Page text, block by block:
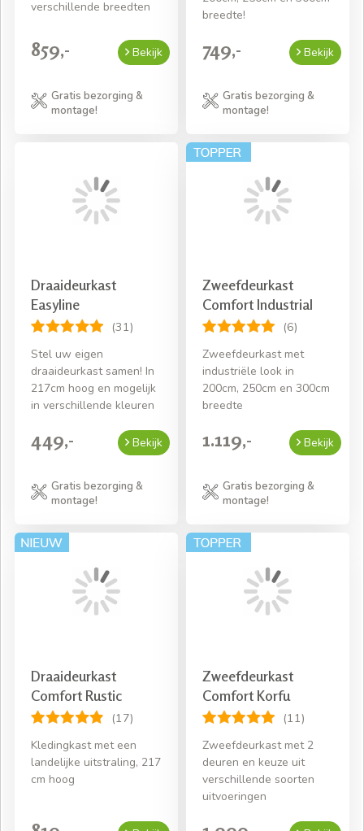
verschillende breedten
859,- Bekijk
Gratis bezorging &
montage!
breedte!
749,- Bekijk
Gratis bezorging &
montage!
Draaideurkast
Easyline
(31)
Stel uw eigen
draaideurkast samen! In
217cm hoog en mogelijk
in verschillende kleuren
449,- Bekijk
Gratis bezorging &
montage!
Zweefdeurkast
Comfort Industrial
(6)
Zweefdeurkast met
industriële look in
200cm, 250cm en 300cm
breedte
1.119,- Bekijk
Gratis bezorging &
montage!
Draaideurkast
Comfort Rustic
(17)
Kledingkast met een
landelijke uitstraling, 217
cm hoog
Zweefdeurkast
Comfort Korfu
(11)
Zweefdeurkast met 2
deuren en keuze uit
verschillende soorten
uitvoeringen